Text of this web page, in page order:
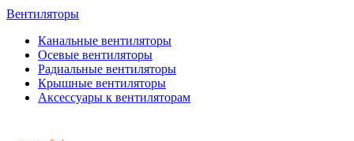
Вентиляторы
Канальные вентиляторы
Осевые вентиляторы
Радиальные вентиляторы
Крышные вентиляторы
Аксессуары к вентиляторам